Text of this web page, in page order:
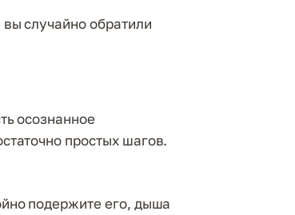
случайно обратили
осознанное
простых шагов.
подержите его, дыша